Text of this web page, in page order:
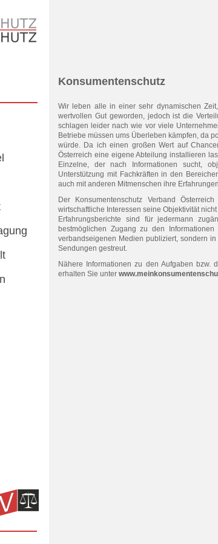
Konsumentenschutz
Wir leben alle in einer sehr dynamischen
wertvollen Gut geworden, jedoch ist die
schlagen leider nach wie vor viele
Betriebe müssen ums Überleben kämpfen, da
würde. Da ich einen großen Wert auf
Österreich eine eigene Abteilung installieren
Einzelne, der nach Informationen sucht,
Unterstützung mit Fachkräften in den
auch mit anderen Mitmenschen ihre
Der Konsumentenschutz Verband
wirtschaftliche Interessen seine Objektivität
Erfahrungsberichte sind für jedermann
bestmöglichen Zugang zu den
verbandseigenen Medien publiziert, sondern
Sendungen gestreut.
Nähere Informationen zu den Aufgaben bzw.
erhalten Sie unter